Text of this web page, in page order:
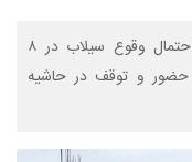
سخنگوی سازمان مدیریت بحران کشور از احتمال وقوع سیلاب‌ در ۸
حضور و توقف در حاشیه